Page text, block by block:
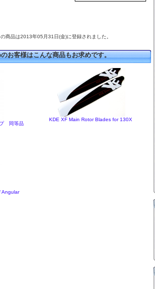
の商品は2013年05月31日(金)に登録されました。
お客様はこんな商品もお求めです。
プ 同等品
KDE XF Main Rotor Blades for 130X
Angular